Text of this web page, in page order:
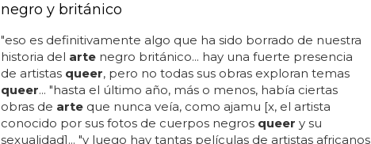
negro y británico
"eso es definitivamente algo que ha sido borrado de nuestra
historia del artenegro británico... hay una fuerte presencia
de artistas queer, pero no todas sus obras exploran temas
queer... "hasta el último año, más o menos, había ciertas
obras de arteque nunca veía, como ajamu [x, el artista
conocido por sus fotos de cuerpos negros queer y su
sexualidad]... "y luego hay tantas películas de artistas africanos